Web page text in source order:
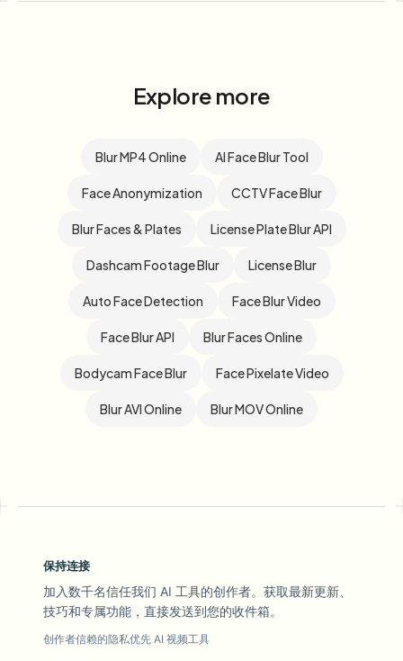
Explore more
Blur MP4 Online AI Face Blur Tool
Face Anonymization CCTV Face Blur
Blur Faces & Plates License Plate Blur API
Dashcam Footage Blur License Blur
Auto Face Detection Face Blur Video
Face Blur API Blur Faces Online
Bodycam Face Blur Face Pixelate Video
Blur AVI Online Blur MOV Online
保持连接
加入数千名信任我们 AI 工具的创作者。获取最新更新、
技巧和专属功能，直接发送到您的收件箱。
创作者信赖的隐私优先 AI 视频工具